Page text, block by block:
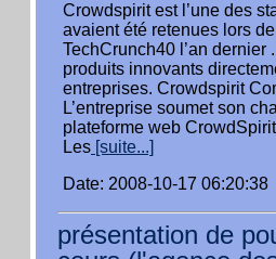
Crowdspirit est l’une des
avaient été retenues lors
TechCrunch40 l’an dernier
produits innovants
entreprises. Crowdspirit
L’entreprise soumet son
plateforme web
Les [suite...]
Date: 2008-10-17 06:20:38
présentation de